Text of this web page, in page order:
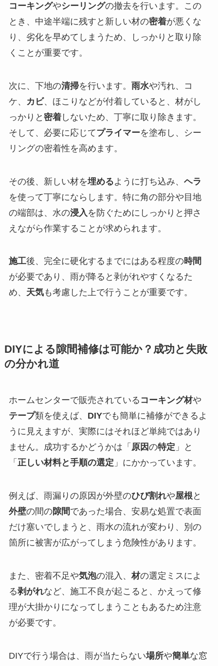
コーキングやシーリングの撤去を行います。この
とき、中途半端に残すと新しい材の密着が悪くな
り、劣化を早めてしまうため、しっかりと取り除
くことが重要です。
次に、下地の清掃を行います。 雨水や汚れ、コ
ケ、
カビ、ほこりなどが付着していると、材がし
っかりと 密着しないため、丁寧に取り除きます。
そして、必要に応じてプライマーを塗布し、シー
リングの密着性を高めます。
その後、新しい材を埋めるように打ち込み、 ヘラ
を使って丁寧にならします。特に角の部分や目地
の端部は、水の浸入 を防ぐためにしっかりと押さ
えながら作業することが求められます。
施工後、完全に硬化するまでにはある程度の時間
が必要であり、雨が降ると剥がれやすくなるた
め、 天気も考慮した上で行うことが重要です。
DIYによる隙間補修は可能か？成功と失敗
の分かれ道
ホームセンターで販売されている コーキング材や
テープ類を使えば、 DIYでも簡単に補修ができるよ
うに見えますが、実際にはそれほど単純ではあり
ません。成功するかどうかは「 原因の特定 」と
「 正しい材料と手順の選定 」にかかっています。
例えば、雨漏りの原因が外壁のひび割れや屋根 と
外壁の間の隙間であった場合、安易な処置で表面
だけ塞いでしまうと、雨水の流れが変わり、別の
箇所に被害が広がってしまう危険性があります。
また、密着不足や気泡の混入、材の選定ミスによ
る剥がれなど、施工不良が起こると、かえって修
理が大掛かりになってしまうこともあるため注意
が必要です。
DIYで行う場合は、雨が当たらない場所や簡単な窓